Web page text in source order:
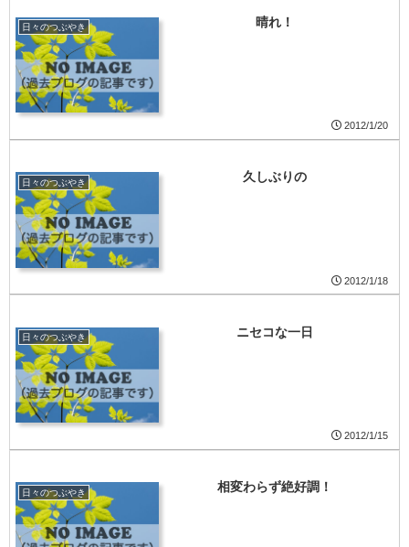
日々のつぶやき 晴れ！
2012/1/20
日々のつぶやき 久しぶりの
2012/1/18
日々のつぶやき ニセコな一日
2012/1/15
日々のつぶやき 相変わらず絶好調！